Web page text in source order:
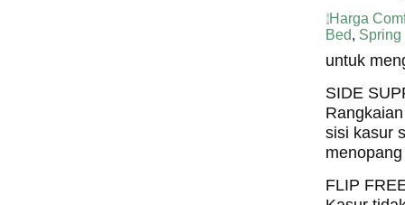
Harga
Bed, Spring
untuk
SIDE
sisi kasur
FLIP